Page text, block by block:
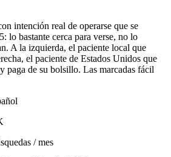
intención real de operarse que se
lo bastante cerca para verse, no lo
A la izquierda, el paciente local que
el paciente de Estados Unidos que
paga de su bolsillo. Las marcadas fácil
/ mes